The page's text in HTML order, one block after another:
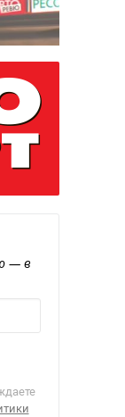
— в